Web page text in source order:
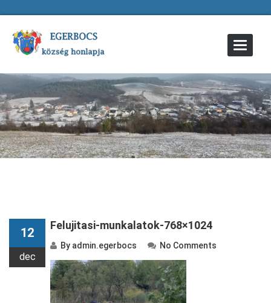
Toggle
12
dec
Felujitasi-munkalatok-768×1024
By admin.egerbocs No Comments